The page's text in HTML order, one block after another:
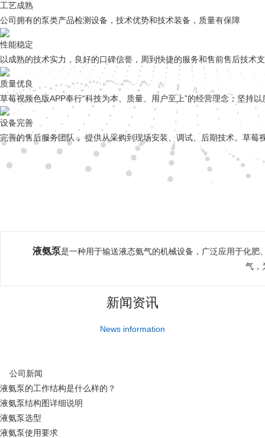
工艺成熟
公司拥有的泵类产品检测设备，技术优势和技术装备，质量有保障
性能稳定
以成熟的技术实力，良好的口碑信誉，周到快捷的服务和售前售后技术
质量优良
草莓视频色版APP奉行“科技为本、质量、用户至上”的经营理念；坚持
设备完善
完善的售后服务团队， 提供从采购到现场安装、调试、后期技术。草莓
液氨泵是一种用于输送液态氨气的机械设备，广泛应用于化
气，
新闻资讯
News information
公司新闻
液氨泵的工作结构是什么样的？
液氨泵结构图详细说明
液氨泵选型
液氨泵使用要求